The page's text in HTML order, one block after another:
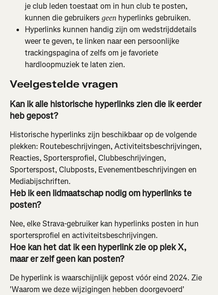
je club leden toestaat om in hun club te posten,
kunnen die gebruikers geen hyperlinks gebruiken.
Hyperlinks kunnen handig zijn om wedstrijddetails
weer te geven, te linken naar een persoonlijke
trackingspagina of zelfs om je favoriete
hardloopmuziek te laten zien.
Veelgestelde vragen
Kan ik alle historische hyperlinks zien die ik eerder
heb gepost?
Historische hyperlinks zijn beschikbaar op de volgende
plekken: Routebeschrijvingen, Activiteitsbeschrijvingen,
Reacties, Sportersprofiel, Clubbeschrijvingen,
Sporterspost, Clubposts, Evenementbeschrijvingen en
Mediabijschriften.
Heb ik een lidmaatschap nodig om hyperlinks te
posten?
Nee, elke Strava-gebruiker kan hyperlinks posten in hun
sportersprofiel en activiteitsbeschrijvingen.
Hoe kan het dat ik een hyperlink zie op plek X,
maar er zelf geen kan posten?
De hyperlink is waarschijnlijk gepost vóór eind 2024. Zie
'Waarom we deze wijzigingen hebben doorgevoerd'